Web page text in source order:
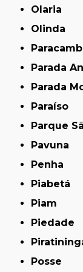
Olaria
Olinda
Parada
Parada
Paraíso
Parque
Pavuna
Penha
Piabetá
Piam
Piedade
Posse